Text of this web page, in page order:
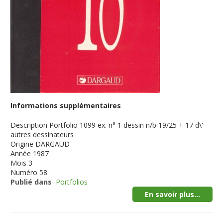
Informations supplémentaires
Description Portfolio 1099 ex. n° 1 dessin n/b 19/25 + 17 d\'
autres dessinateurs
Origine DARGAUD
Année 1987
Mois 3
Numéro 58
Publié dans Portfolios
En savoir plus...